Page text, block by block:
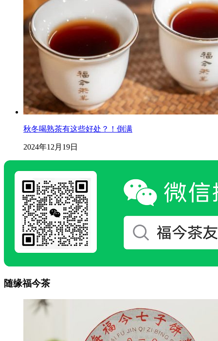
秋冬喝熟茶有这些好处？！倒满
2024年12月19日
随缘福今茶